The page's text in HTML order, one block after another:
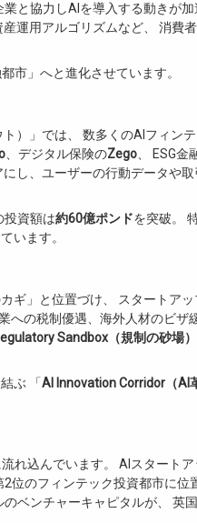
と協力しAIを導入する動きが加
運用アルゴリズムなど、 消費者
市」へと進化させています。
）」では、 数多くのAIフィン
、デジタル保険のZego 、 ESG金
し、ユーザーの行動データや
投資額は約60億ポンドを突破。
います。
ギ」と位置づけ、 スタートアッ
への税制優遇、海外人材のビザ
Sandbox（規制の砂場）
ぶ 「AI Innovation Corridor（AI
れ込んでいます。 AIスタート
位のフィンテック投資都市に位
ベンチャーキャピタルが、 英